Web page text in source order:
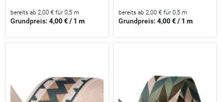
bereits ab 2,00 € für 0,5 m
Grundpreis:4,00 € / 1 m
bereits ab 2,00 € für 0,5 m
Grundpreis:4,00 € / 1 m